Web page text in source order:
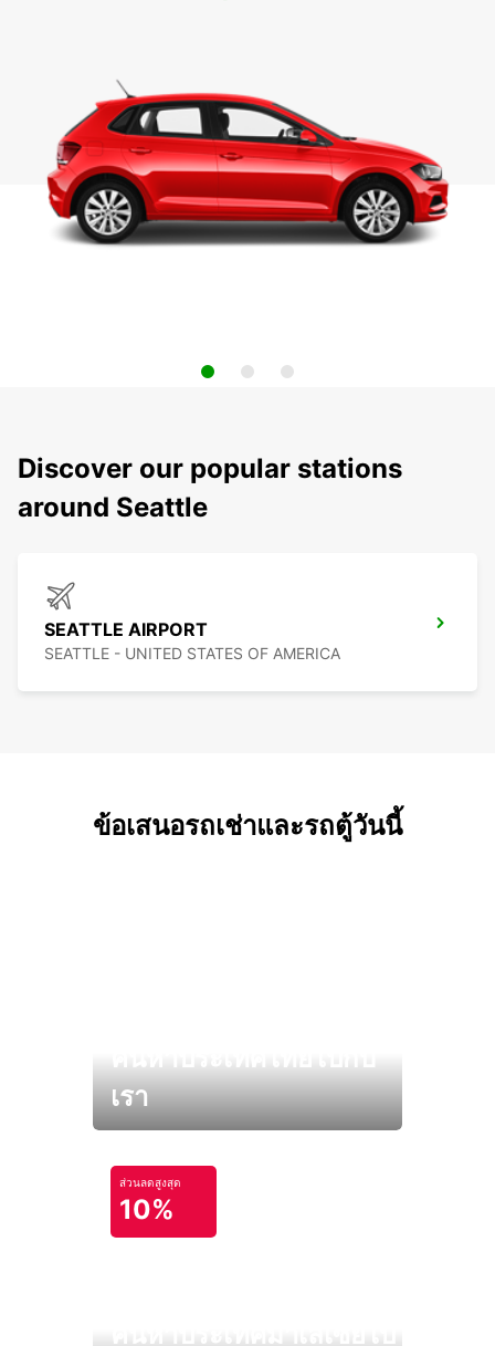
Discover our popular stations
around Seattle
SEATTLE AIRPORT
SEATTLE - UNITED STATES OF AMERICA
ข้อเสนอรถเช่าและรถตู้วันนี้
เรา
ส่วนลดสูงสุด
10%